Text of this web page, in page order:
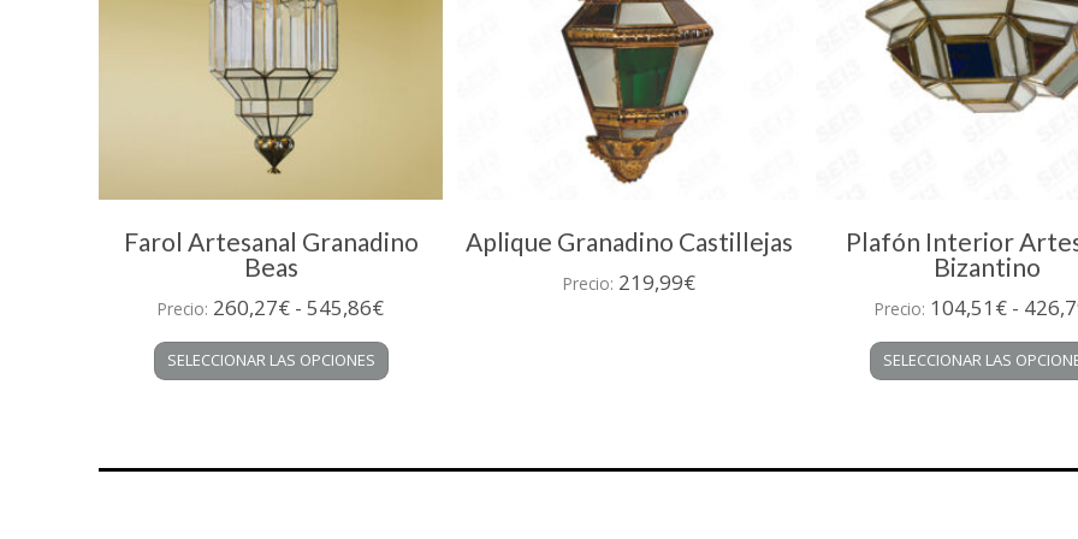
Farol Artesanal Granadino
Beas
Precio: 260,27€ - 545,86€Rango
de
precios:
SELECCIONAR LAS OPCIONES
Este
producto
Las
Aplique Granadino Castillejas
Precio: 219,99€
Plafón Interior
Bizantino
Precio: 104,51 € -
SELECCIONAR LAS